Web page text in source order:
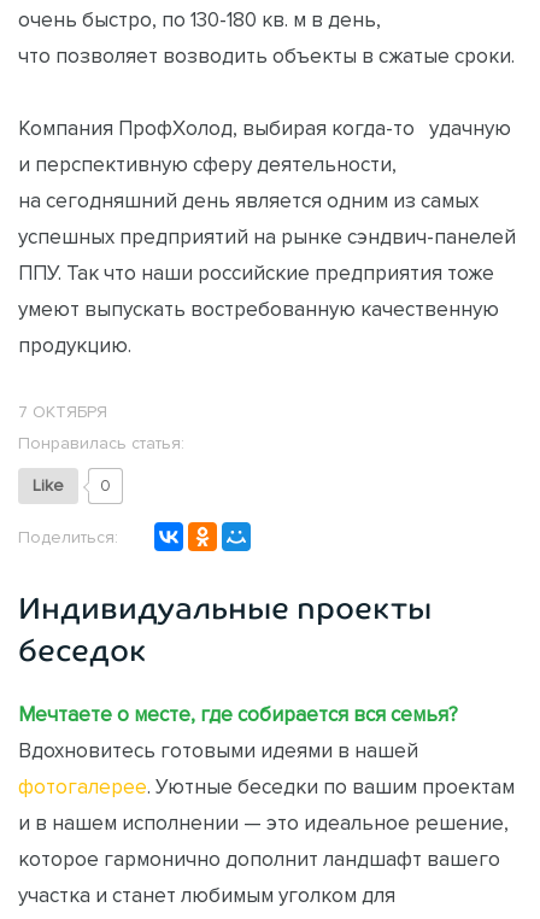
очень быстро, по 130-180 кв. м в день,
что позволяет возводить объекты в сжатые сроки.
Компания ПрофХолод, выбирая когда-то удачную
и перспективную сферу деятельности,
на сегодняшний день является одним из самых
успешных предприятий на рынке сэндвич-панелей
ППУ. Так что наши российские предприятия тоже
умеют выпускать востребованную качественную
продукцию.
7 ОКТЯБРЯ
Понравилась статья:
Like 0
Поделиться:
Индивидуальные проекты
беседок
Мечтаете о месте, где собирается вся семья?
Вдохновитесь готовыми идеями в нашей
фотогалерее. Уютные беседки по вашим проектам
и в нашем исполнении — это идеальное решение,
которое гармонично дополнит ландшафт вашего
участка и станет любимым уголком для